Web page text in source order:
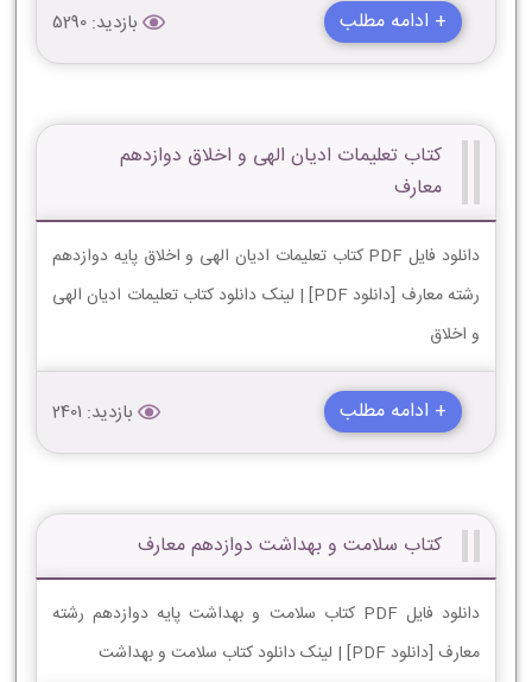
+ ادامه مطلب بازدید: 5290
کتاب تعلیمات ادیان الهی و اخلاق دوازدهم
معارف
دانلود فایل PDF کتاب تعلیمات ادیان الهی و اخلاق پایه دوازدهم
رشته معارف [دانلود PDF] | لینک دانلود کتاب تعلیمات ادیان الهی
و اخلاق
+ ادامه مطلب بازدید: 2401
کتاب سلامت و بهداشت دوازدهم معارف
دانلود فایل PDF کتاب سلامت و بهداشت پایه دوازدهم رشته
معارف [دانلود PDF] | لینک دانلود کتاب سلامت و بهداشت